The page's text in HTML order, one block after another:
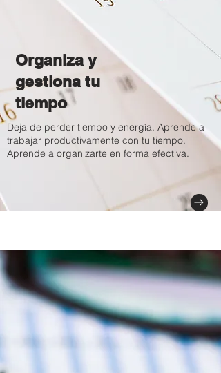
Organiza y
gestiona tu
tiempo
Deja de perder tiempo y energía. Aprende a
trabajar productivamente con tu tiempo.
Aprende a organizarte en forma efectiva.